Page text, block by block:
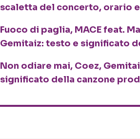
scaletta del concerto, orario
Fuoco di paglia, MACE feat.
Gemitaiz: testo e significato
Non odiare mai, Coez,
significato della canzone